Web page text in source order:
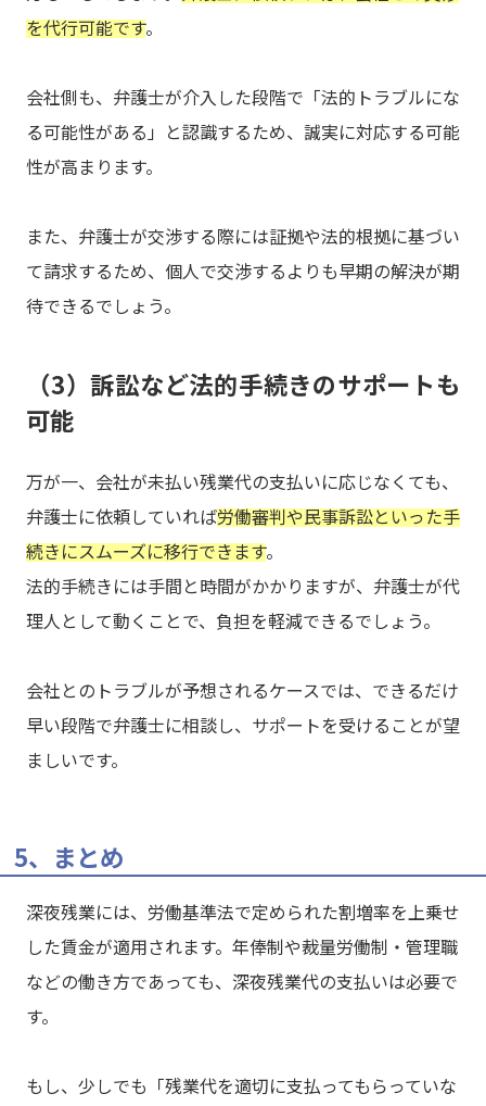
を代行可能です。
会社側も、弁護士が介入した段階で「法的トラブルにな
る可能性がある」と認識するため、誠実に対応する可能
性が高まります。
また、弁護士が交渉する際には証拠や法的根拠に基づい
て請求するため、個人で交渉するよりも早期の解決が期
待できるでしょう。
（3）訴訟など法的手続きのサポートも
可能
万が一、会社が未払い残業代の支払いに応じなくても、
弁護士に依頼していれば労働審判や民事訴訟といった手
続きにスムーズに移行できます。
法的手続きには手間と時間がかかりますが、弁護士が代
理人として動くことで、負担を軽減できるでしょう。
会社とのトラブルが予想されるケースでは、できるだけ
早い段階で弁護士に相談し、サポートを受けることが望
ましいです。
5、まとめ
深夜残業には、労働基準法で定められた割増率を上乗せ
した賃金が適用されます。年俸制や裁量労働制・管理職
などの働き方であっても、深夜残業代の支払いは必要で
す。
もし、少しでも「残業代を適切に支払ってもらっていな